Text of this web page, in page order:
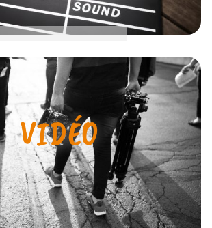
VIDÉO